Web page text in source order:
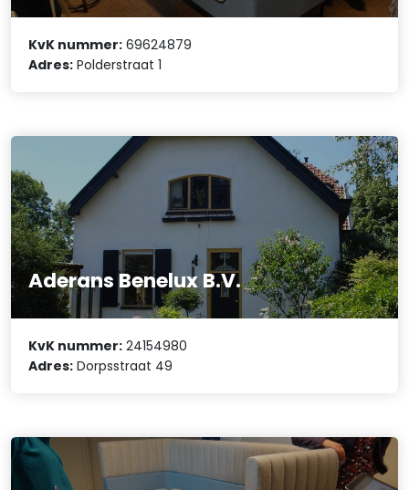
KvK nummer: 69624879
Adres: Polderstraat 1
Aderans Benelux B.V.
KvK nummer: 24154980
Adres: Dorpsstraat 49